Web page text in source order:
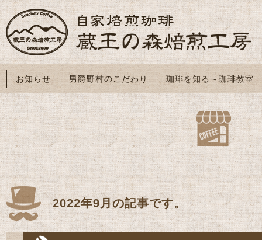
お知らせ 男爵野村のこだわり 珈琲を知る～珈琲教室
2022年9月の記事です。